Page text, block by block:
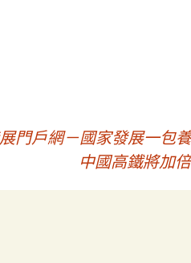
門戶網－國家發展一包
中國高鐵將加